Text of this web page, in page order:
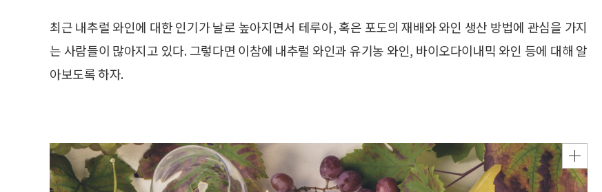
최근 내추럴 와인에 대한 인기가 날로 높아지면서 테루아, 혹은 포도의 재배와 와인 생산 방법에 관심을 가지
는 사람들이 많아지고 있다. 그렇다면 이참에 내추럴 와인과 유기농 와인, 바이오다이내믹 와인 등에 대해 알
아보도록 하자.